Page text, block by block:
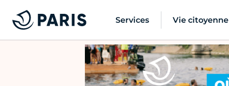
Services Vie citoyenne